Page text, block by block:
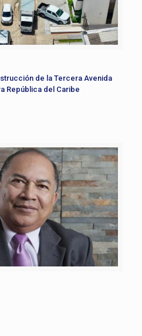
de la Tercera Avenida
República del Caribe